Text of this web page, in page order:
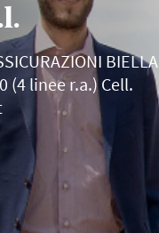
BIELLA
(4 linee r.a.) Cell.